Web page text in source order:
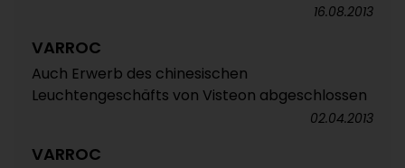
16.08.2013
VARROC
Auch Erwerb des chinesischen
Leuchtengeschäfts von Visteon abgeschlossen
02.04.2013
VARROC